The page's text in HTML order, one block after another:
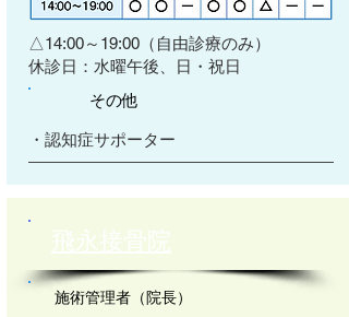
△14:00～19:00（自由診療のみ）
​休診日：水曜午後、日・祝日
その他
・認知症サポーター
飛永接骨院
施術管理者（院長）